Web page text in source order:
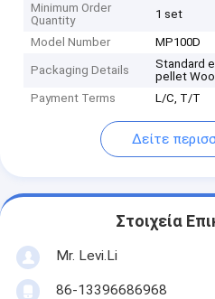
Minimum Order
Quantity
1 set
Model Number MP100D
Packaging Details
Standard
pellet
Payment Terms
L/C, T/T
Δείτε
Στοιχεία
Mr. Levi.Li
86-13396686968